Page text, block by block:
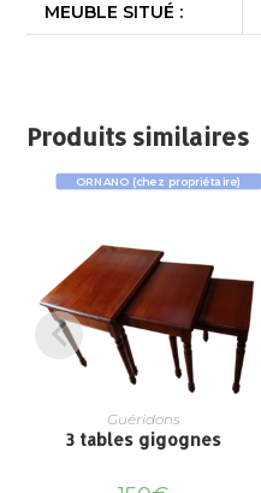
MEUBLE SITUÉ :
Produits similaires
ORNANO (chez propriétaire)
Guéridons
3 tables gigognes